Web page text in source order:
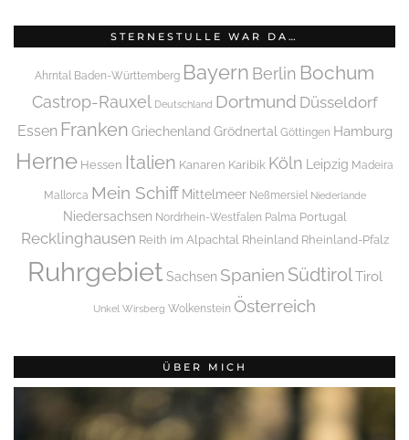
STERNESTULLE WAR DA…
Ahrntal Baden-Württemberg Bayern Berlin Bochum
Castrop-Rauxel Deutschland Dortmund Düsseldorf
Essen Franken Griechenland Grödnertal Göttingen Hamburg
Herne Hessen Italien Kanaren Karibik Köln Leipzig Madeira
Mallorca Mein Schiff Mittelmeer Neßmersiel Niederlande
Niedersachsen Nordrhein-Westfalen Palma Portugal
Recklinghausen Reith im Alpachtal Rheinland Rheinland-Pfalz
Ruhrgebiet Sachsen Spanien SüdtirolTirol
Unkel Wirsberg Wolkenstein Österreich
ÜBER MICH